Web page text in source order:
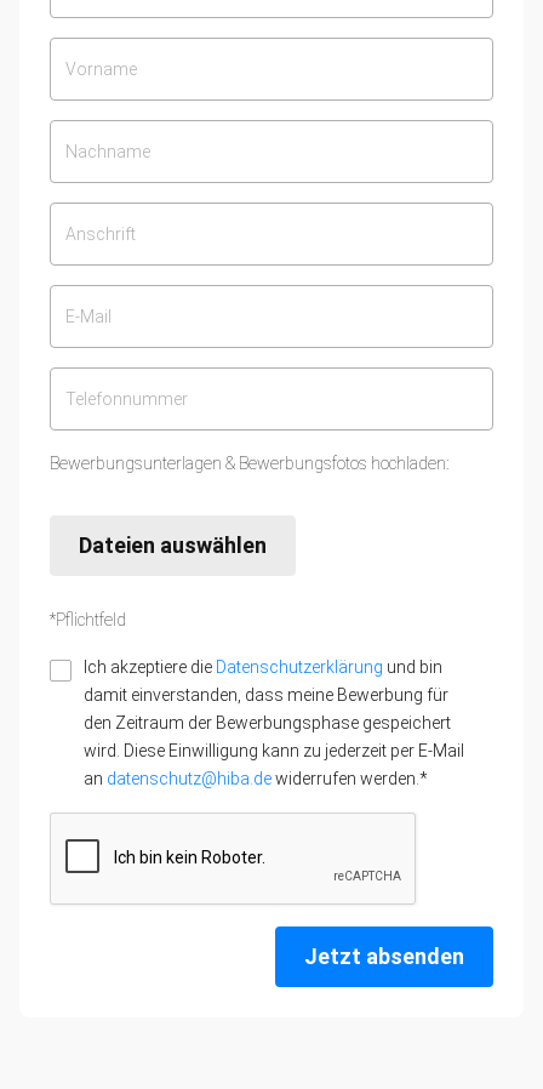
Bewerbungsunterlagen & Bewerbungsfotos hochladen:
Dateien auswählen
*Pflichtfeld
Ich akzeptiere die Datenschutzerklärung und bin
damit einverstanden, dass meine Bewerbung für
den Zeitraum der Bewerbungsphase gespeichert
wird. Diese Einwilligung kann zu jederzeit per E-Mail
an datenschutz@hiba.dewiderrufen werden.*
Jetzt absenden